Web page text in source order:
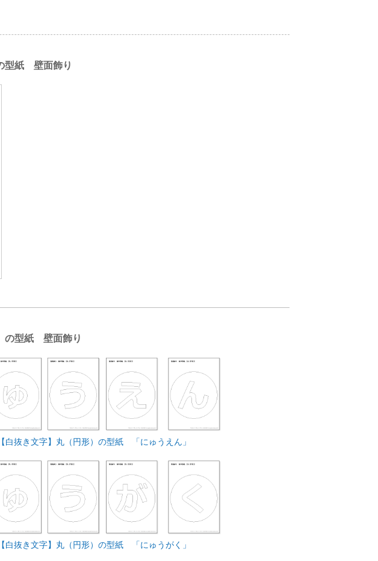
型紙 壁面飾り
の型紙 壁面飾り
白抜き文字】丸（円形）の型紙 「にゅうえん」
白抜き文字】丸（円形）の型紙 「にゅうがく」